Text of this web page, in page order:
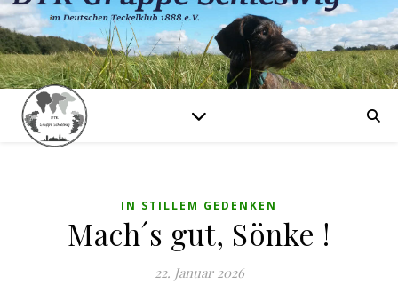
IN STILLEM GEDENKEN
Mach´s gut, Sönke !
22. Januar 2026